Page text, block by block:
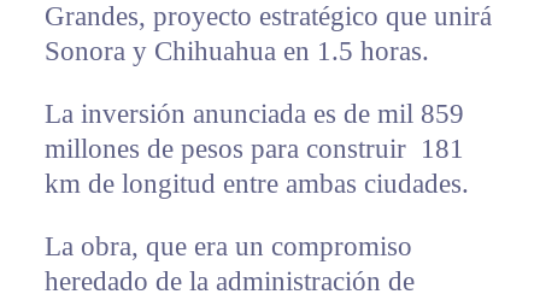
Grandes, proyecto estratégico que unirá
Sonora y Chihuahua en 1.5 horas.
La inversión anunciada es de mil 859
millones de pesos para construir 181
km de longitud entre ambas ciudades.
La obra, que era un compromiso
heredado de la administración de